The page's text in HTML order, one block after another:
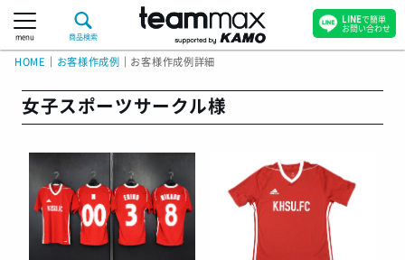
menu 商品検索
HOME お客様作成例 お客様作成例詳細
女子スポーツサークル様
LINEで簡単
お問い合わせ